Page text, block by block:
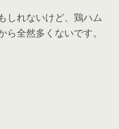
れないけど、 鶏ハム
ら全然多くないです。